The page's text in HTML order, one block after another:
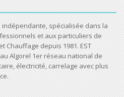
spécialisée dans la
et aux particuliers de
Chauffage depuis 1981. EST
Algorel 1er réseau national de
électricité, carrelage avec plus